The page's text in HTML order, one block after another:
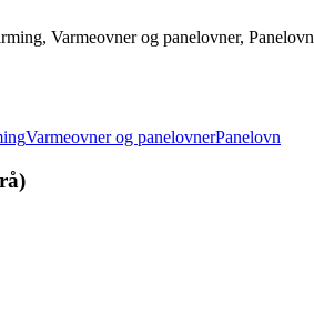
Varmeovner og panelovner, Panelovn
Varmeovner og panelovnerPanelovn